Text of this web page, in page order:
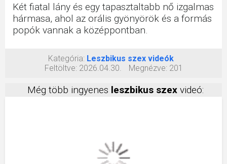
Két fiatal lány és egy tapasztaltabb nő izgalmas
hármasa, ahol az orális gyönyörök és a formás
popók vannak a középpontban.
Kategória: Leszbikus szex videók
Feltöltve: 2026.04.30. Megnézve: 201
Még több ingyenes leszbikus szex videó: